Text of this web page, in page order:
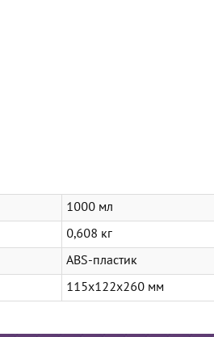
1000 мл
0,608 кг
ABS-пластик
115x122x260 мм